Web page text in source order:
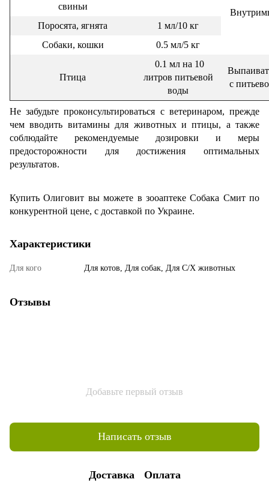
свиньи
Поросята, ягнята
1 мл/10 кг
Собаки, кошки
0.5 мл/5 кг
Птица
0.1 мл на 10
литров питьевой
воды
с
Не забудьте проконсультироваться с ветеринаром, прежде
чем вводить витамины для животных и птицы, а также
соблюдайте рекомендуемые дозировки и меры
предосторожности для достижения оптимальных
результатов.
Купить Олиговит вы можете в зооаптеке Собака Смит по
конкурентной цене, с доставкой по Украине.
Характеристики
Для кого Для котов, Для собак, Для С/Х животных
Отзывы
Добавьте первый отзыв
Написать отзыв
Доставка Оплата